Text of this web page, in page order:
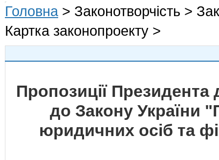
Головна > Законотворчість >
Картка законопроекту >
Пропозиції
до Закону України
юридичних осіб та